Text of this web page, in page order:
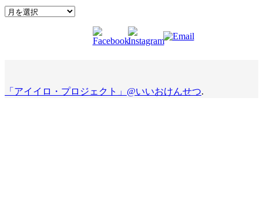
Archives
「アイイロ・プロジェクト」@いいおけんせつ.